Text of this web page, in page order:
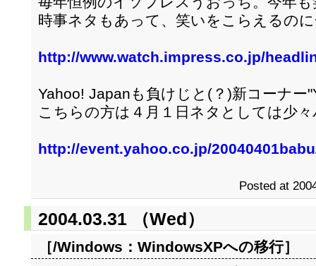
時事ネタもあって、笑いをこらえるの
http://www.watch.impress.co.jp/
Yahoo! Japanも負けじと(？)新コーナー
こちらの方は４月１日ネタとしては少
http://event.yahoo.co.jp/
Posted at
2004.03.31 （Wed）
［/Windows： WindowsXPへの移行］